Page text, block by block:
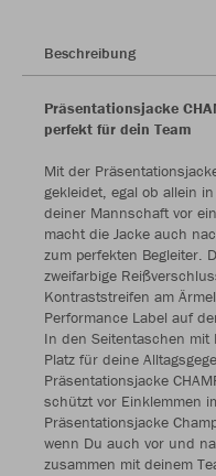
Beschreibung
Präsentationsjacke
perfekt für dein Team
Mit der
gekleidet, egal ob allein
deiner Mannschaft vor
macht die Jacke auch
zum perfekten Begleiter.
zweifarbige
Kontraststreifen am
Performance Label auf
In den Seitentaschen
Platz für deine
Präsentationsjacke
schützt vor Einklemmen
Präsentationsjacke
wenn Du auch vor und
zusammen mit deinem